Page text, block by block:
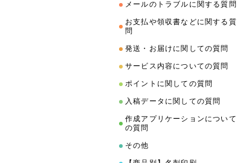
メールのトラブルに関する質問
お支払や領収書などに関する質
問
発送・お届けに関しての質問
サービス内容についての質問
ポイントに関しての質問
入稿データに関しての質問
作成アプリケーションについて
の質問
その他